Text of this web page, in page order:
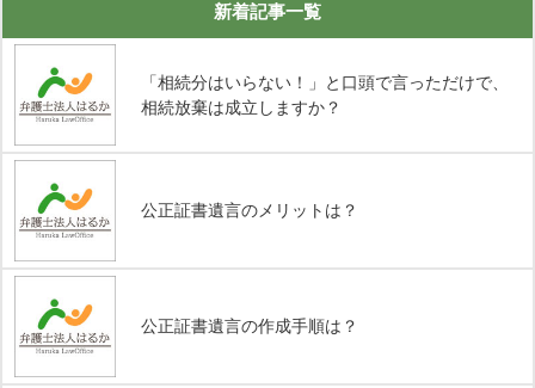
新着記事一覧
「相続分はいらない！」と口頭で言っただけで、
相続放棄は成立しますか？
公正証書遺言のメリットは？
公正証書遺言の作成手順は？